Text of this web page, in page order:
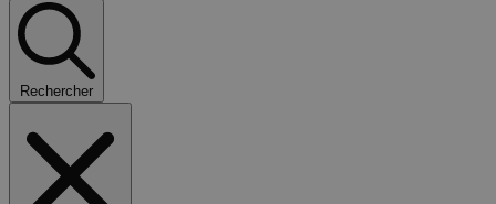
Rechercher